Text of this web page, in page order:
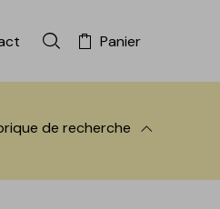
Rechercher dans la
Panier
de recherche